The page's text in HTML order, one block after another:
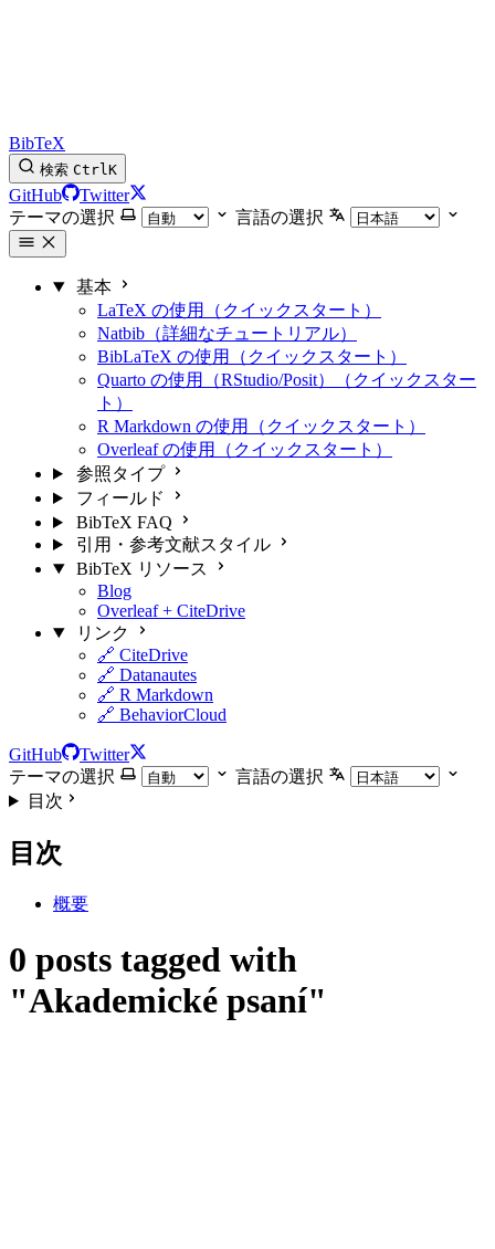
BibTeX
検索 CtrlK
GitHub
Twitter
テーマの選択
言語の選択
基本
LaTeX の使用（クイックスタート）
Natbib（詳細なチュートリアル）
BibLaTeX の使用（クイックスタート）
Quarto の使用（RStudio/Posit）（クイックスター
ト）
R Markdown の使用（クイックスタート）
Overleaf の使用（クイックスタート）
参照タイプ
フィールド
BibTeX FAQ
引用・参考文献スタイル
BibTeX リソース
Blog
Overleaf + CiteDrive
リンク
🔗 CiteDrive
🔗 Datanautes
🔗 R Markdown
🔗 BehaviorCloud
GitHub
Twitter
テーマの選択
言語の選択
目次
目次
概要
0 posts tagged with
"Akademické psaní"